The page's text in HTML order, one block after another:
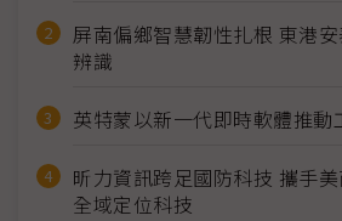
屏南偏鄉智慧韌性扎根 東港
辨識
英特蒙以新一代即時軟體推動
昕力資訊跨足國防科技 攜手
全域定位科技